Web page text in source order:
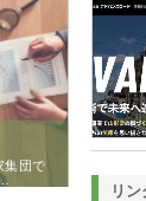
集団で
リン